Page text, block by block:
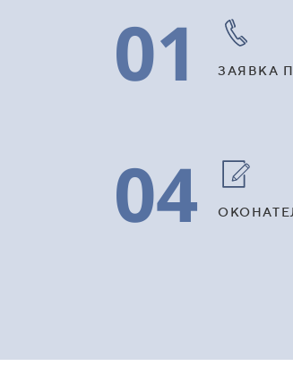
01 ЗАЯВКА
04